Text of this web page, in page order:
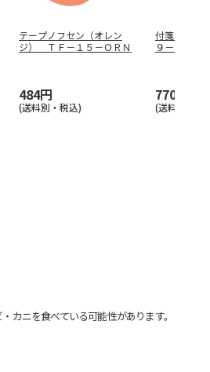
テープノフセン（オレン
ジ） ＴＦ－１５－ＯＲＮ
484円
(送料別・税込)
付箋セット
９－２６
770円
(送料別・税
ニを食べている可能性があります。